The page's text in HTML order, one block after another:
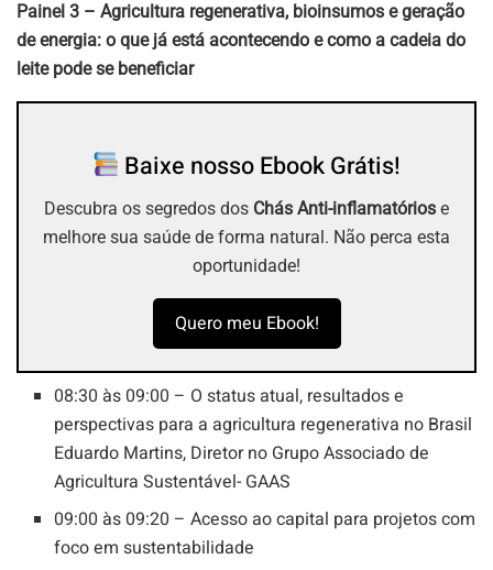
Painel 3 – Agricultura regenerativa, bioinsumos e geração
de energia: o que já está acontecendo e como a cadeia do
leite pode se beneficiar
Baixe nosso Ebook Grátis!
Descubra os segredos dos Chás Anti-inflamatórios e
melhore sua saúde de forma natural. Não perca esta
oportunidade!
Quero meu Ebook!
08:30 às 09:00 – O status atual, resultados e
perspectivas para a agricultura regenerativa no Brasil
Eduardo Martins, Diretor no Grupo Associado de
Agricultura Sustentável- GAAS
09:00 às 09:20 – Acesso ao capital para projetos com
foco em sustentabilidade